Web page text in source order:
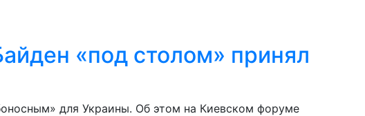
«под столом» принял
для Украины. Об этом на Киевском форуме